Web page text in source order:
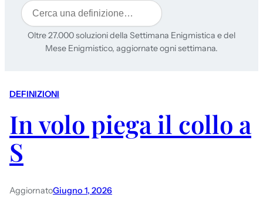
Cerca
Oltre 27.000 soluzioni della Settimana Enigmistica e del
Mese Enigmistico, aggiornate ogni settimana.
DEFINIZIONI
In volo piega il collo a
S
AggiornatoGiugno 1, 2026